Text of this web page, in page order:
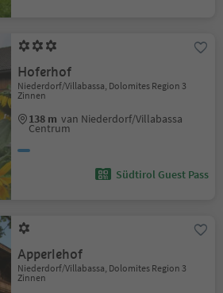
Hoferhof
Niederdorf/Villabassa, Dolomites Region 3
Zinnen
138 m van Niederdorf/Villabassa
Centrum
Südtirol Guest Pass
Apperlehof
Niederdorf/Villabassa, Dolomites Region 3
Zinnen